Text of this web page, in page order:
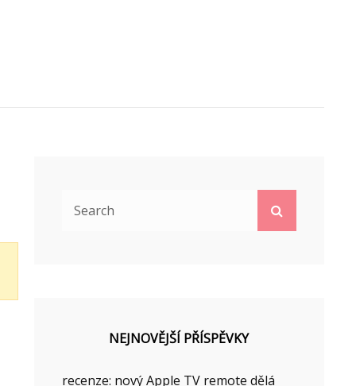
NEJNOVĚJŠÍ PŘÍSPĚVKY
recenze: nový Apple TV remote dělá